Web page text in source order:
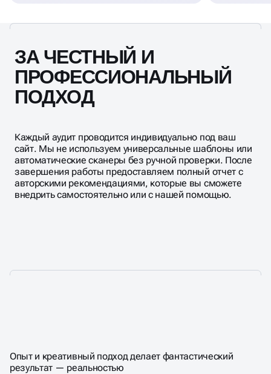
ЗА ЧЕСТНЫЙ И
ПРОФЕССИОНАЛЬНЫЙ
ПОДХОД
Каждый аудит проводится индивидуально под ваш
сайт. Мы не используем универсальные шаблоны или
автоматические сканеры без ручной проверки. После
завершения работы предоставляем полный отчет с
авторскими рекомендациями, которые вы сможете
внедрить самостоятельно или с нашей помощью.
АУДИТ САЙТА
Опыт и креативный подход делает фантастический
результат — реальностью